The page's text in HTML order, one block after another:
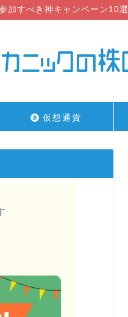
加すべき神キャンペーン10選
仮想通貨